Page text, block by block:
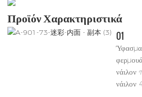
ΠροϊόνΧαρακτηριστικά
01
νάιλον
νάιλον